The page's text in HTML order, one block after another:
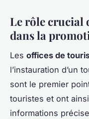
Le rôle crucial
dans la
Les offices de
l’instauration d’un
sont le premier
touristes et ont
informations